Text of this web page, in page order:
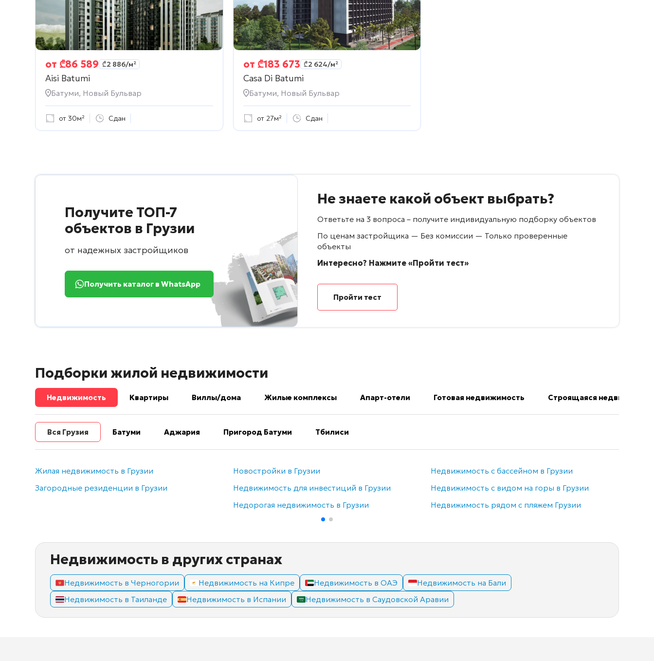
от ₾86 589 ₾2 886/м²
Aisi Batumi
Батуми, Новый Бульвар
от 30м² Сдан
от ₾183 673 ₾2 624/м²
Casa Di Batumi
Батуми, Новый Бульвар
от 27м² Сдан
Получите ТОП-7
объектов в Грузии
от надежных застройщиков
Получить каталог в WhatsApp
Не знаете какой объект выбрать?
Ответьте на 3 вопроса – получите индивидуальную подборку объектов
По ценам застройщика — Без комиссии — Только проверенные
объекты
Интересно? Нажмите «Пройти тест»
Пройти тест
Подборки жилой недвижимости
Недвижимость Квартиры Виллы/дома Жилые комплексы Апарт-отели Готовая недвижимость Строящаяся
Вся Грузия Батуми Аджария Пригород Батуми Тбилиси
Жилая недвижимость в Грузии
Загородные резиденции в Грузии
Новостройки в Грузии
Недвижимость для инвестиций в Грузии
Недорогая недвижимость в Грузии
Недвижимость с бассейном в Грузии
Недвижимость с видом на горы в Грузии
Недвижимость рядом с пляжем Грузии
Недвижимость в других странах
Недвижимость в Черногории Недвижимость на Кипре Недвижимость в ОАЭ
Недвижимость на Бали
Недвижимость в Таиланде
Недвижимость в Испании Недвижимость в Саудовской Аравии